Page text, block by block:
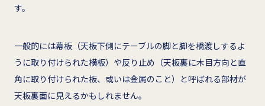
す。
一般的には幕板（天板下側にテーブルの脚と脚を橋渡しするよ
うに取り付けられた横板）や反り止め（天板裏に木目方向と直
角に取り付けられた板、或いは金属のこと）と呼ばれる部材が
天板裏面に見えるかもしれません。